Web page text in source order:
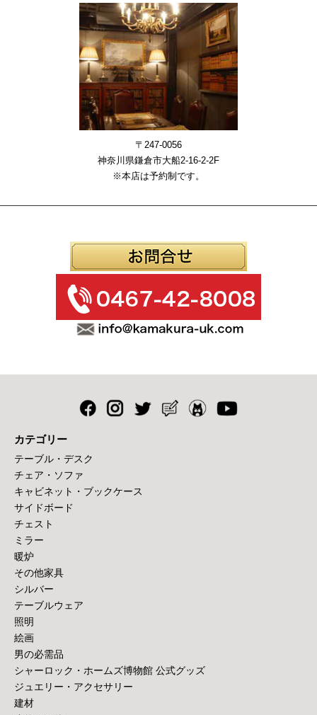
〒247-0056
神奈川県鎌倉市大船2-16-2-2F
※本店は予約制です。
カテゴリー
テーブル・デスク
チェア・ソファ
キャビネット・ブックケース
サイドボード
チェスト
ミラー
暖炉
その他家具
シルバー
テーブルウェア
照明
絵画
男の必需品
シャーロック・ホームズ博物館 公式グッズ
ジュエリー・アクセサリー
建材